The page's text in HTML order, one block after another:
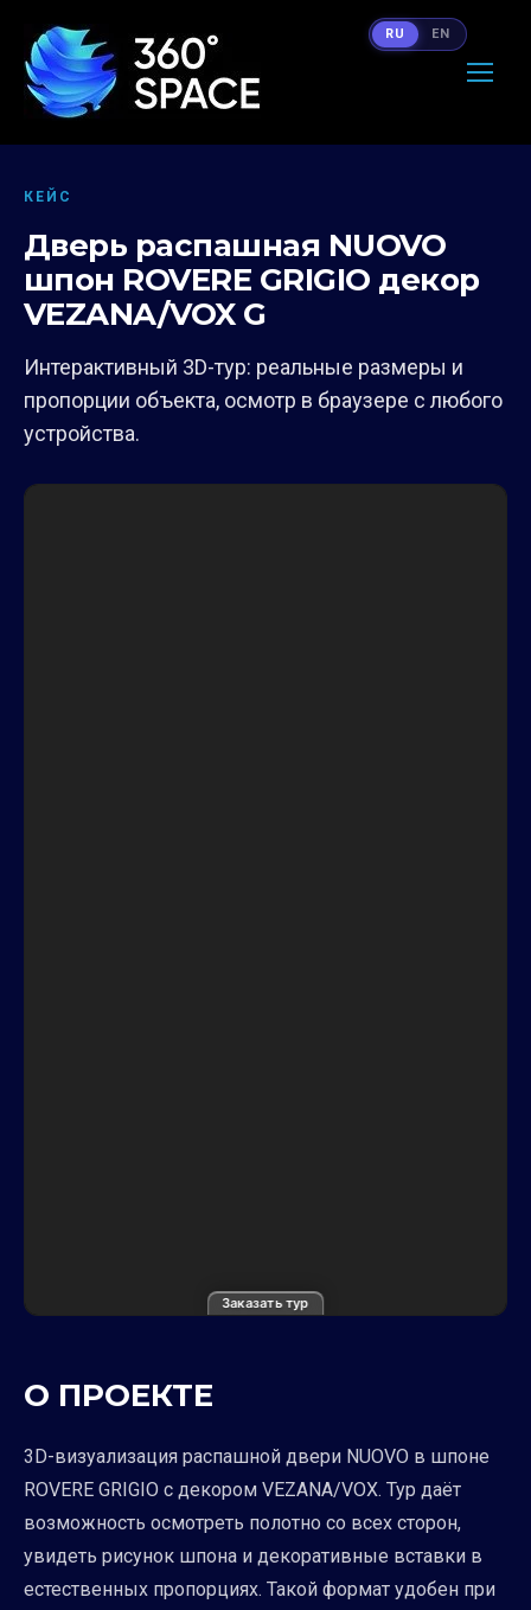
КЕЙС
Дверь распашная NUOVO
шпон ROVERE GRIGIO декор
VEZANA/VOX G
Интерактивный 3D-тур: реальные размеры и
пропорции объекта, осмотр в браузере с любого
устройства.
Заказать тур
О ПРОЕКТЕ
3D-визуализация распашной двери NUOVO в шпоне
ROVERE GRIGIO с декором VEZANA/VOX. Тур даёт
возможность осмотреть полотно со всех сторон,
увидеть рисунок шпона и декоративные вставки в
естественных пропорциях. Такой формат удобен при
RU EN